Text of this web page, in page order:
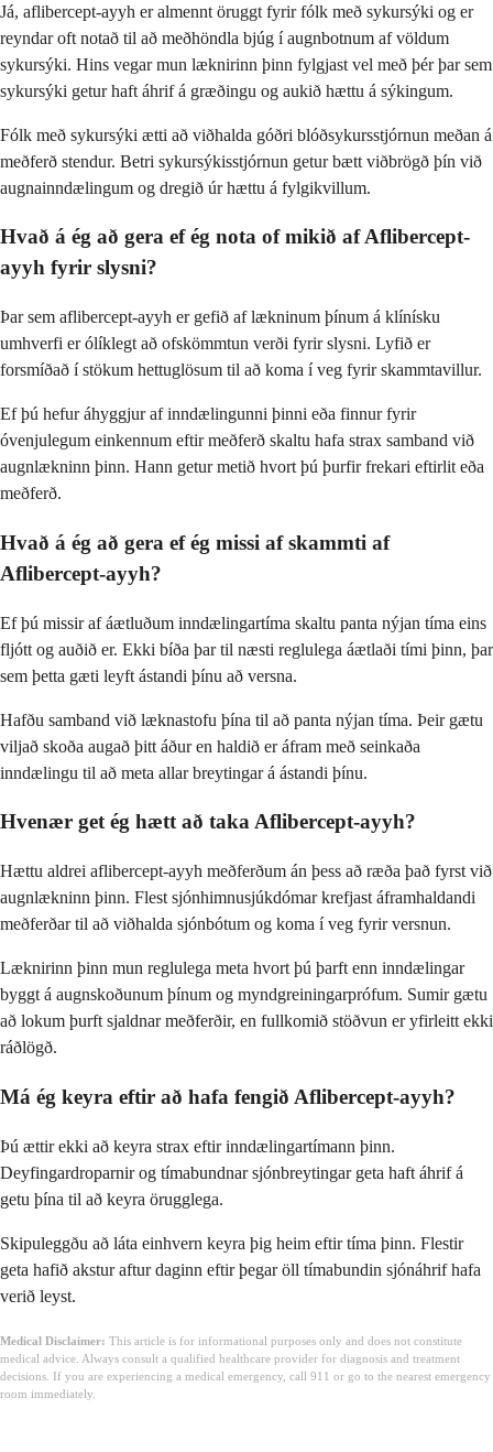
Já, aflibercept-ayyh er almennt öruggt fyrir fólk með sykursýki og er
reyndar oft notað til að meðhöndla bjúg í augnbotnum af völdum
sykursýki. Hins vegar mun læknirinn þinn fylgjast vel með þér þar sem
sykursýki getur haft áhrif á græðingu og aukið hættu á sýkingum.
Fólk með sykursýki ætti að viðhalda góðri blóðsykursstjórnun meðan á
meðferð stendur. Betri sykursýkisstjórnun getur bætt viðbrögð þín við
augnainndælingum og dregið úr hættu á fylgikvillum.
Hvað á ég að gera ef ég nota of mikið af Aflibercept-
ayyh fyrir slysni?
Þar sem aflibercept-ayyh er gefið af lækninum þínum á klínísku
umhverfi er ólíklegt að ofskömmtun verði fyrir slysni. Lyfið er
forsmíðað í stökum hettuglösum til að koma í veg fyrir skammtavillur.
Ef þú hefur áhyggjur af inndælingunni þinni eða finnur fyrir
óvenjulegum einkennum eftir meðferð skaltu hafa strax samband við
augnlækninn þinn. Hann getur metið hvort þú þurfir frekari eftirlit eða
meðferð.
Hvað á ég að gera ef ég missi af skammti af
Aflibercept-ayyh?
Ef þú missir af áætluðum inndælingartíma skaltu panta nýjan tíma eins
fljótt og auðið er. Ekki bíða þar til næsti reglulega áætlaði tími þinn, þar
sem þetta gæti leyft ástandi þínu að versna.
Hafðu samband við læknastofu þína til að panta nýjan tíma. Þeir gætu
viljað skoða augað þitt áður en haldið er áfram með seinkaða
inndælingu til að meta allar breytingar á ástandi þínu.
Hvenær get ég hætt að taka Aflibercept-ayyh?
Hættu aldrei aflibercept-ayyh meðferðum án þess að ræða það fyrst við
augnlækninn þinn. Flest sjónhimnusjúkdómar krefjast áframhaldandi
meðferðar til að viðhalda sjónbótum og koma í veg fyrir versnun.
Læknirinn þinn mun reglulega meta hvort þú þarft enn inndælingar
byggt á augnskoðunum þínum og myndgreiningarprófum. Sumir gætu
að lokum þurft sjaldnar meðferðir, en fullkomið stöðvun er yfirleitt ekki
ráðlögð.
Má ég keyra eftir að hafa fengið Aflibercept-ayyh?
Þú ættir ekki að keyra strax eftir inndælingartímann þinn.
Deyfingardroparnir og tímabundnar sjónbreytingar geta haft áhrif á
getu þína til að keyra örugglega.
Skipuleggðu að láta einhvern keyra þig heim eftir tíma þinn. Flestir
geta hafið akstur aftur daginn eftir þegar öll tímabundin sjónáhrif hafa
verið leyst.
Medical Disclaimer: This article is for informational purposes only and does not constitute
medical advice. Always consult a qualified healthcare provider for diagnosis and treatment
decisions. If you are experiencing a medical emergency, call 911 or go to the nearest emergency
room immediately.